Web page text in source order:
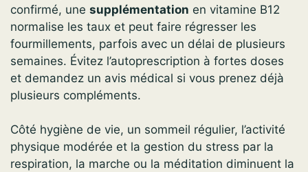
confirmé, une supplémentation en vitamine B12
normalise les taux et peut faire régresser les
fourmillements, parfois avec un délai de plusieurs
semaines. Évitez l’autoprescription à fortes doses
et demandez un avis médical si vous prenez déjà
plusieurs compléments.
Côté hygiène de vie, un sommeil régulier, l’activité
physique modérée et la gestion du stress par la
respiration, la marche ou la méditation diminuent la